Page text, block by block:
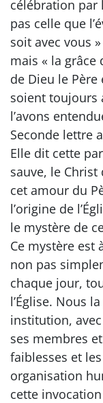
célébration par
pas celle que
soit avec vous
mais « la grâce
de Dieu le
soient toujours
l’avons
Seconde lettre
Elle dit cette
sauve, le
cet amour du
l’origine de
le mystère de
Ce mystère est
non pas
chaque jour,
l’Église. Nous
institution,
ses membres
faiblesses et
organisation
cette